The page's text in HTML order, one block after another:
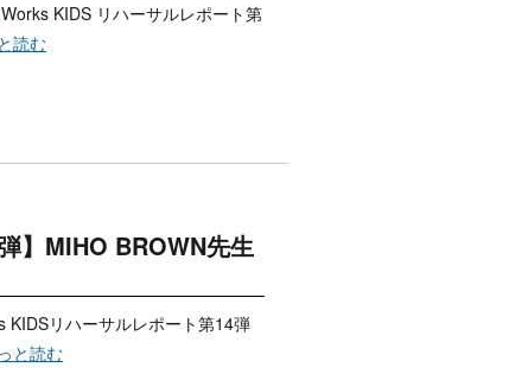
KIDS リハーサルレポート第
読む
】MIHO BROWN先生
リハーサルレポート第14弾
と読む